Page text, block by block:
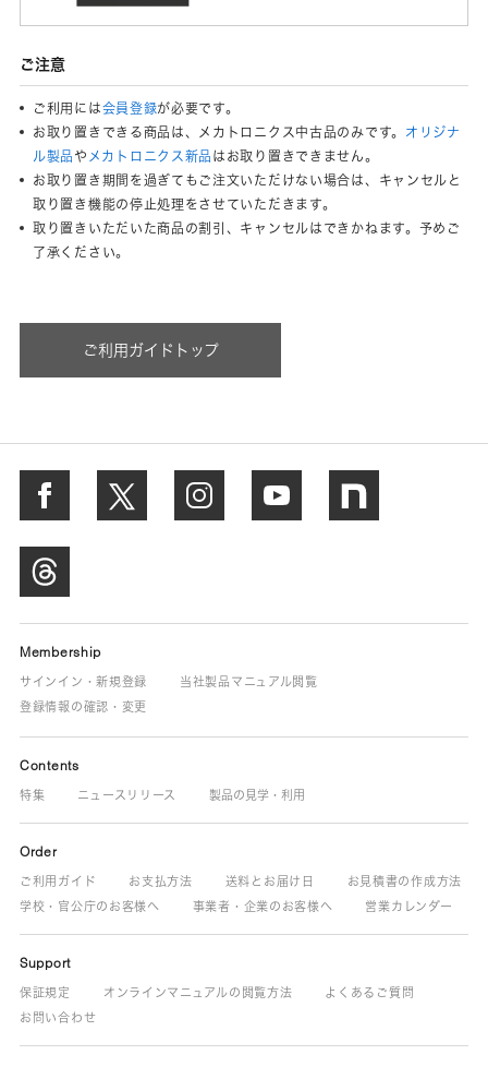
ご注意
ご利用には会員登録が必要です。
お取り置きできる商品は、メカトロニクス中古品のみです。 オリジナ
ル製品 や メカトロニクス新品 はお取り置きできません。
お取り置き期間を過ぎてもご注文いただけない場合は、キャンセルと
取り置き機能の停止処理をさせていただきます。
取り置きいただいた商品の割引、キャンセルはできかねます。予めご
了承ください。
ご利用ガイドトップ
Membership
サインイン・新規登録
当社製品マニュアル閲覧
登録情報の確認・変更
Contents
特集 ニュースリリース 製品の見学・利用
Order
ご利用ガイド お支払方法 送料とお届け日
お見積書の作成方法
学校・官公庁のお客様へ
事業者・企業のお客様へ 営業カレンダー
Support
保証規定 オンラインマニュアルの閲覧方法
よくあるご質問
お問い合わせ